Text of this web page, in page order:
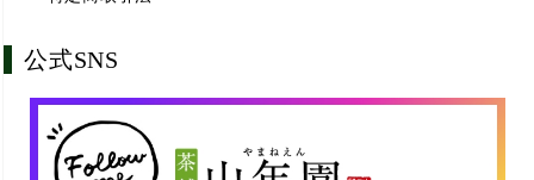
公式SNS